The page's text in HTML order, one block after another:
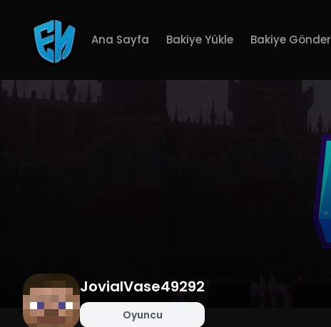
Ana Sayfa Bakiye Yükle Bakiye Gönder
JovialVase49292
Oyuncu